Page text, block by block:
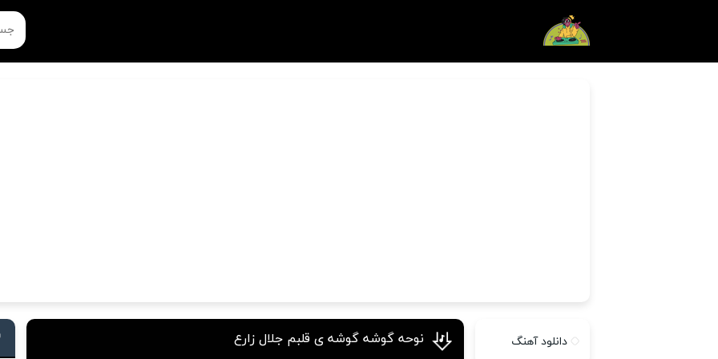
نوحه گوشه گوشه ی قلبم جلال زارع دانلود آهنگ